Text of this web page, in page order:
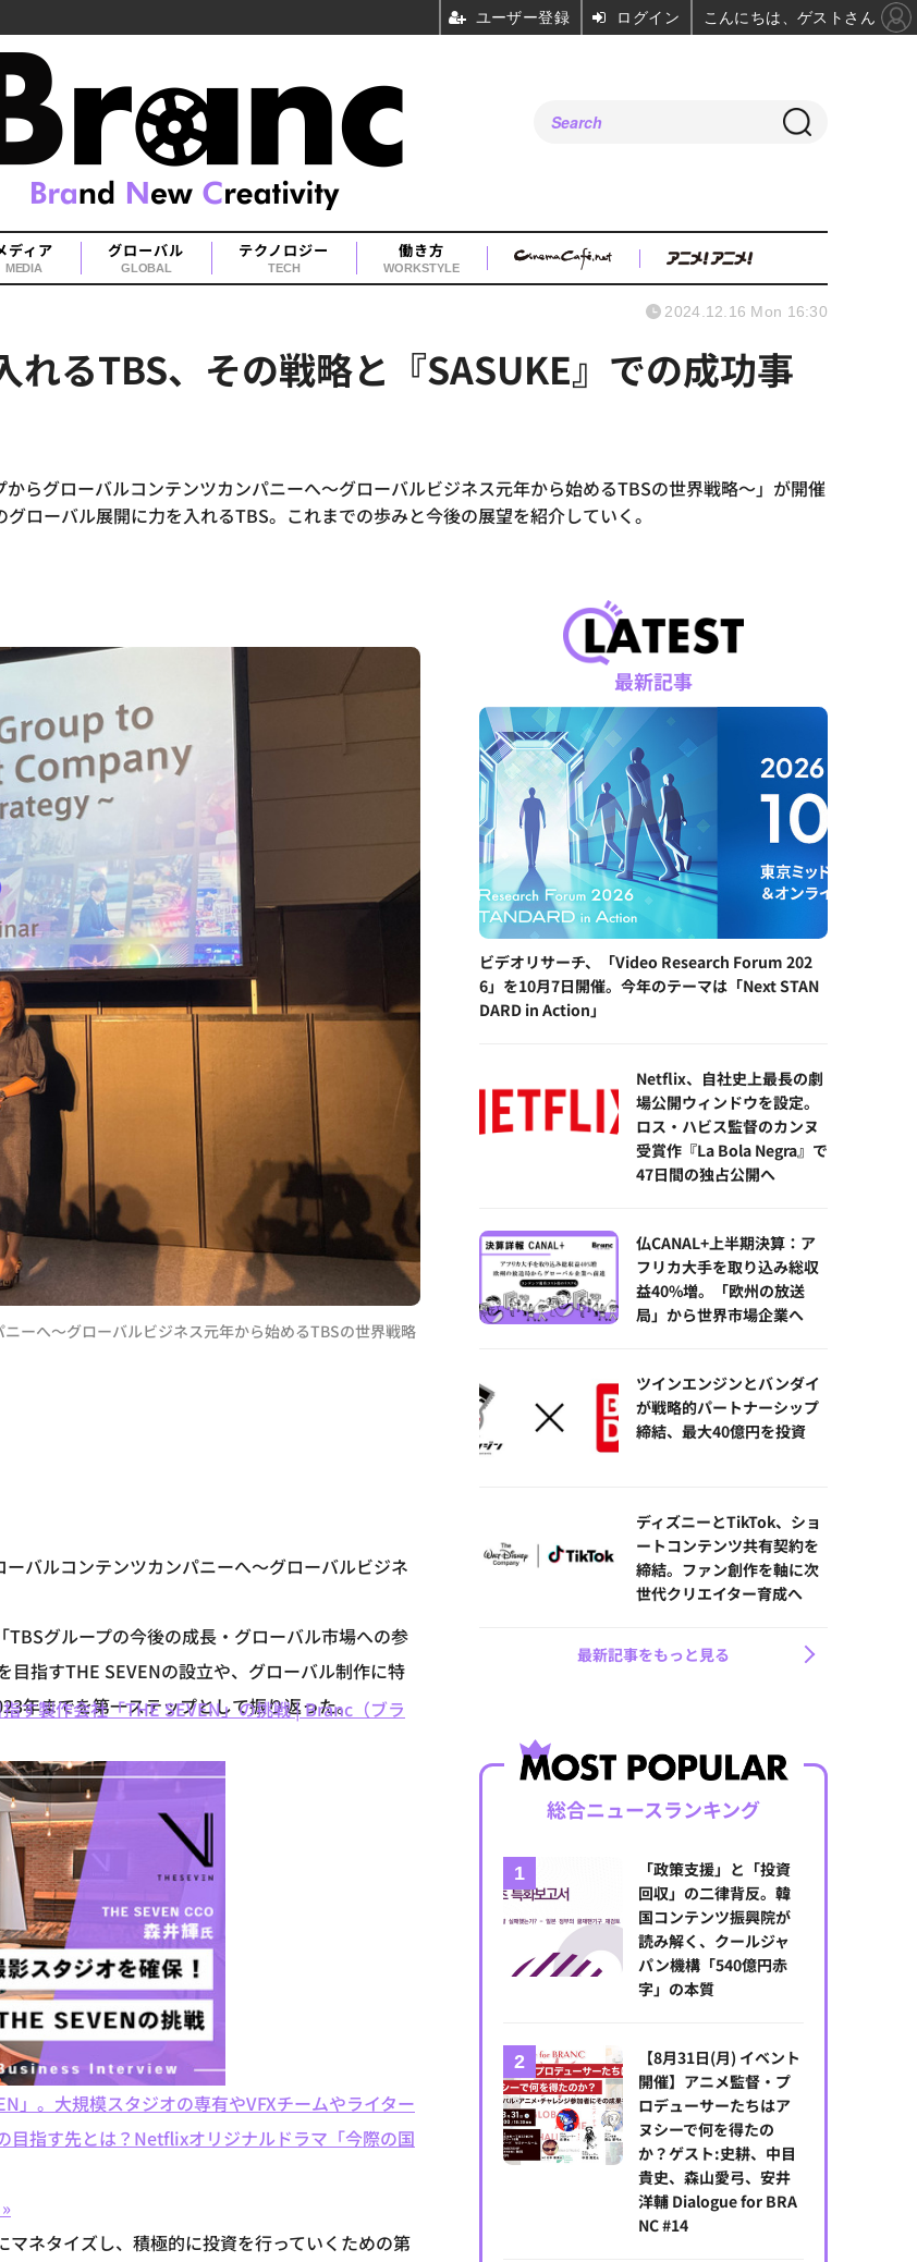
ディア
MEDIA
グローバル
GLOBAL
テクノロジー
TECH
働き方
WORKSTYLE
れるTBS、その戦略と『SASUKE』での成功事
らグローバルコンテンツカンパニーへ～グローバルビジネス元年から始めるTBSの世界戦略～」が開催
ローバル展開に力を入れるTBS。これまでの歩みと今後の展望を紹介していく。
2024.12.16 Mon 16:30
ーへ～グローバルビジネス元年から始めるTBSの世界戦略
バルコンテンツカンパニーへ～グローバルビジネ
グループの今後の成長・グローバル市場への参
指すTHE SEVENの設立や、グローバル制作に特
年までを第一ステップとして振り返った。
す製作会社「THE SEVEN」の挑戦 | Branc（ブラ
」。大規模スタジオの専有やVFXチームやライター
目指す先とは？Netflixオリジナルドラマ「今際の国
ネタイズし、積極的に投資を行っていくための第
最新記事
ビデオリサーチ、「Video Research Forum 202
6」を10月7日開催。今年のテーマは「Next STAN
DARD in Action」
Netflix、自社史上最長の劇
場公開ウィンドウを設定。
ロス・ハビス監督のカンヌ
受賞作『La Bola Negra』で
47日間の独占公開へ
仏CANAL+上半期決算：ア
フリカ大手を取り込み総収
益40%増。「欧州の放送
局」から世界市場企業へ
ツインエンジンとバンダイ
が戦略的パートナーシップ
締結、最大40億円を投資
ディズニーとTikTok、ショ
ートコンテンツ共有契約を
締結。ファン創作を軸に次
世代クリエイター育成へ
最新記事をもっと見る
総合ニュースランキング
「政策支援」と「投資
回収」の二律背反。韓
国コンテンツ振興院が
読み解く、クールジャ
パン機構「540億円赤
字」の本質
【8月31日(月) イベント
開催】アニメ監督・プ
ロデューサーたちはア
ヌシーで何を得たの
か？ゲスト:史耕、中目
貴史、森山愛弓、安井
洋輔 Dialogue for BRA
NC #14
ユーザー登録 ログイン こんにちは、ゲストさん